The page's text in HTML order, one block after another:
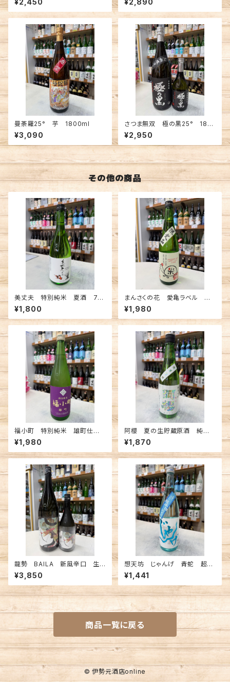
¥2,450 ¥2,890
曼荼羅25° 芋 1800ml
¥3,090
さつま無双 極の黒25° 180
0ml
¥2,950
その他の商品
美丈夫 特別純米 夏酒 72
0ml
¥1,800
まんさくの花 愛亀ラベル 純
米吟醸 一度火入れ原酒 72
0ml
¥1,980
福小町 特別純米 雄町仕込
み 720ml
¥1,980
阿櫻 夏の生貯蔵原酒 純米
吟醸 720ml
¥1,870
龍勢 BAILA 新風辛口 生も
と特別純米 1800ml
¥3,850
想天坊 じゃんげ 青蛇 超純
米瓶囲い 720ml
¥1,441
商品一覧に戻る
© 伊勢元酒店online